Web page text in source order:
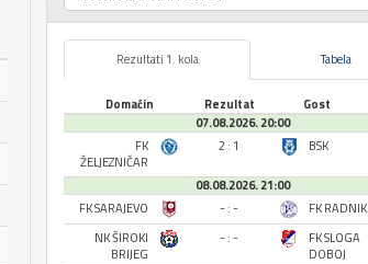
Rezultati 1. kola Tabela
Domaćin Rezultat
Gost
07.08.2026. 20:00
FK
ŽELJEZNIČAR
2 : 1 BSK
08.08.2026. 21:00
FK SARAJEVO
- : -
FK RADNIK
NK ŠIROKI
BRIJEG
- : -
FK SLOGA
DOBOJ